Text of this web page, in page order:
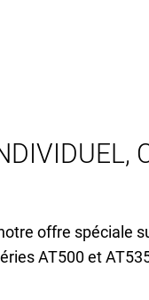
offre spéciale
AT500 et AT